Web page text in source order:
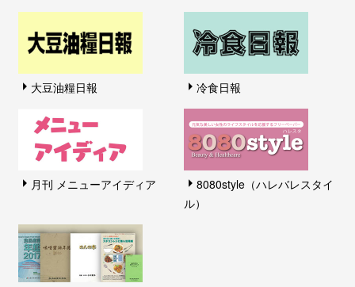
大豆油糧日報 冷食日報
月刊 メニューアイディア
8080style（ハレバレスタイ
ル）